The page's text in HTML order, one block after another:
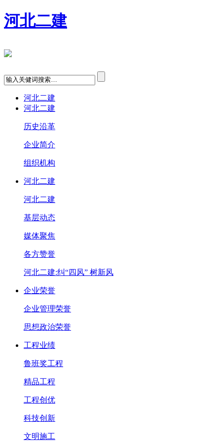
河北二建
河北二建
河北二建
历史沿革
企业简介
组织机构
河北二建
河北二建
基层动态
媒体聚焦
各方赞誉
河北二建:纠“四风” 树新风
企业荣誉
企业管理荣誉
思想政治荣誉
工程业绩
鲁班奖工程
精品工程
工程创优
科技创新
文明施工